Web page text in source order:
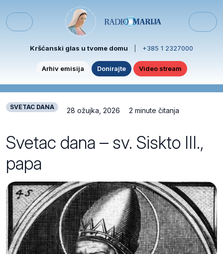
Menu
Kršćanski glas u tvome domu +385 1 2327000
Arhiv emisija Donirajte Video stream
SVETAC DANA 28 ožujka, 2026 2 minute čitanja
Svetac dana – sv. Siskto III.,
papa